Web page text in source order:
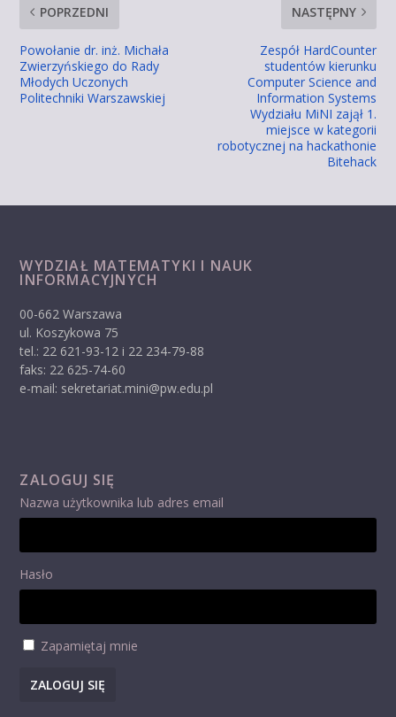
POPRZEDNI
Powołanie dr. inż. Michała
Zwierzyńskiego do Rady
Młodych Uczonych
Politechniki Warszawskiej
NASTĘPNY
Zespół HardCounter
studentów kierunku
Computer Science and
Information Systems
Wydziału MiNI zajął 1.
miejsce w kategorii
robotycznej na hackathonie
Bitehack
WYDZIAŁ MATEMATYKI I NAUK
INFORMACYJNYCH
00-662 Warszawa
ul. Koszykowa 75
tel.: 22 621-93-12 i 22 234-79-88
faks: 22 625-74-60
e-mail: sekretariat.mini@pw.edu.pl
ZALOGUJ SIĘ
Nazwa użytkownika lub adres email
Hasło
Zapamiętaj mnie
ZALOGUJ SIĘ